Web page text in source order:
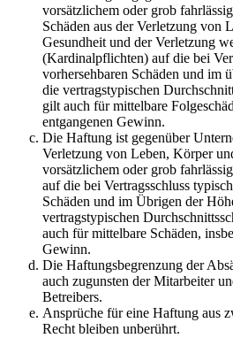
vorsätzlichem oder grob
Schäden aus der Verletzung von
Gesundheit und der Verletzung
(Kardinalpflichten) auf die bei
vorhersehbaren Schäden und im
die vertragstypischen
gilt auch für mittelbare
entgangenen Gewinn.
Die Haftung ist gegenüber
Verletzung von Leben, Körper
vorsätzlichem oder grob
auf die bei Vertragsschluss
Schäden und im Übrigen der
vertragstypischen
auch für mittelbare Schäden,
Gewinn.
Die Haftungsbegrenzung der
auch zugunsten der Mitarbeiter
Betreibers.
Ansprüche für eine Haftung aus
Recht bleiben unberührt.